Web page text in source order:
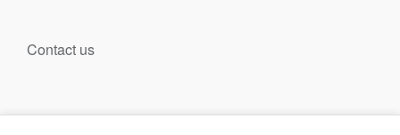
Contact us